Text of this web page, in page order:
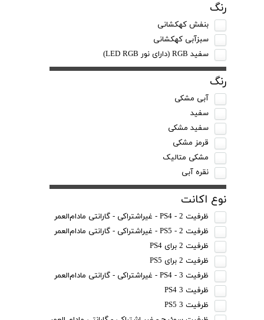
رنگ
بنفش کهکشانی
سبزآبی کهکشانی
سفید RGB (دارای نور LED RGB)
رنگ
آبی مشکی
سفید
سفید مشکی
قرمز مشکی
مشکی متالیک
نقره آبی
نوع اکانت
ظرفیت 2 - PS4 - غیراشتراکی - گارانتی مادام‌العمر
ظرفیت 2 - PS5 - غیراشتراکی - گارانتی مادام‌العمر
ظرفیت 2 برای PS4
ظرفیت 2 برای PS5
ظرفیت 3 - PS4 - غیراشتراکی - گارانتی مادام‌العمر
ظرفیت 3 PS4
ظرفیت 3 PS5